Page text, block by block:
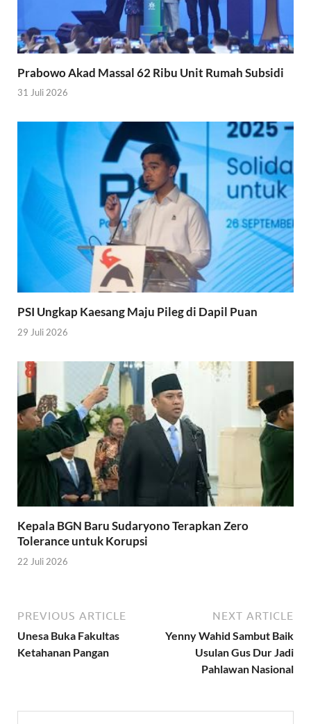
Prabowo Akad Massal 62 Ribu Unit Rumah Subsidi
31 Juli 2026
PSI Ungkap Kaesang Maju Pileg di Dapil Puan
29 Juli 2026
Kepala BGN Baru Sudaryono Terapkan Zero
Tolerance untuk Korupsi
22 Juli 2026
PREVIOUS ARTICLE
Unesa Buka Fakultas
Ketahanan Pangan
NEXT ARTICLE
Yenny Wahid Sambut Baik
Usulan Gus Dur Jadi
Pahlawan Nasional